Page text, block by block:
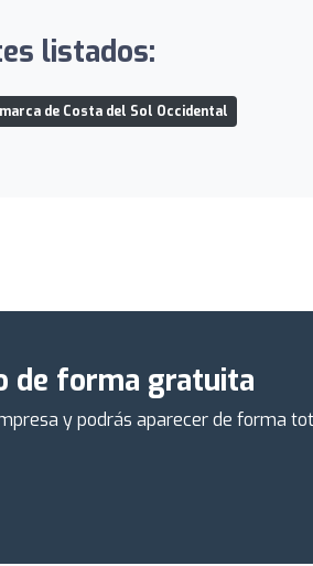
listados:
de Costa del Sol Occidental
de forma gratuita
y podrás aparecer de forma